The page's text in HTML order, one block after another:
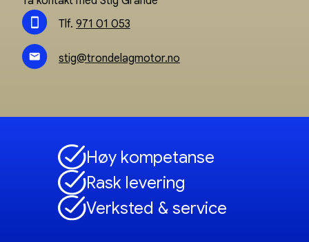
Tlf. 971 01 053
stig@trondelagmotor.no
Høy kompetanse
Rask levering
Verksted & service